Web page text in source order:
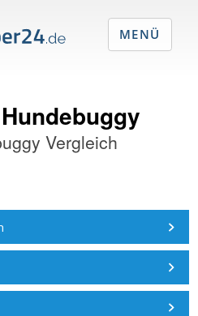
Vergleich
MENÜ